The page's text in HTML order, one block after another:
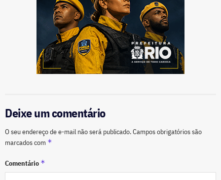
Deixe um comentário
O seu endereço de e-mail não será publicado.Campos obrigatórios são
marcados com *
Comentário *